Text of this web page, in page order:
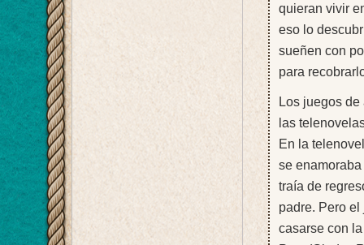
quieran vivir
eso lo
sueñen con
para
Los juegos
las
En la
se
traía de
padre. Pero
casarse con